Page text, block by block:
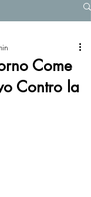
Come
Contro la